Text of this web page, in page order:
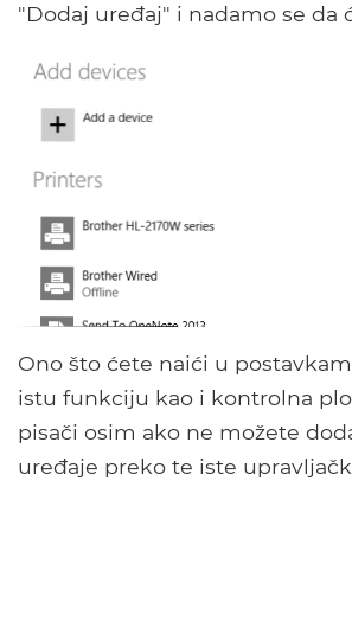
"Dodaj uređaj" i nadamo se da
Ono što ćete naići u
istu funkciju kao i kontrolna
pisači osim ako ne možete
uređaje preko te iste